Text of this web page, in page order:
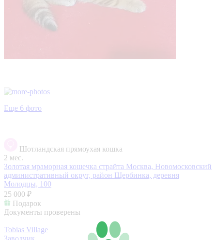
Еще 6 фото
Шотландская прямоухая кошка
2 мес.
Золотая мраморная кошечка страйта Москва, Новомосковский
административный округ, район Щербинка, деревня
Молодцы, 100
25 000 ₽
Подарок
Документы проверены
Tobias Village
Заводчик